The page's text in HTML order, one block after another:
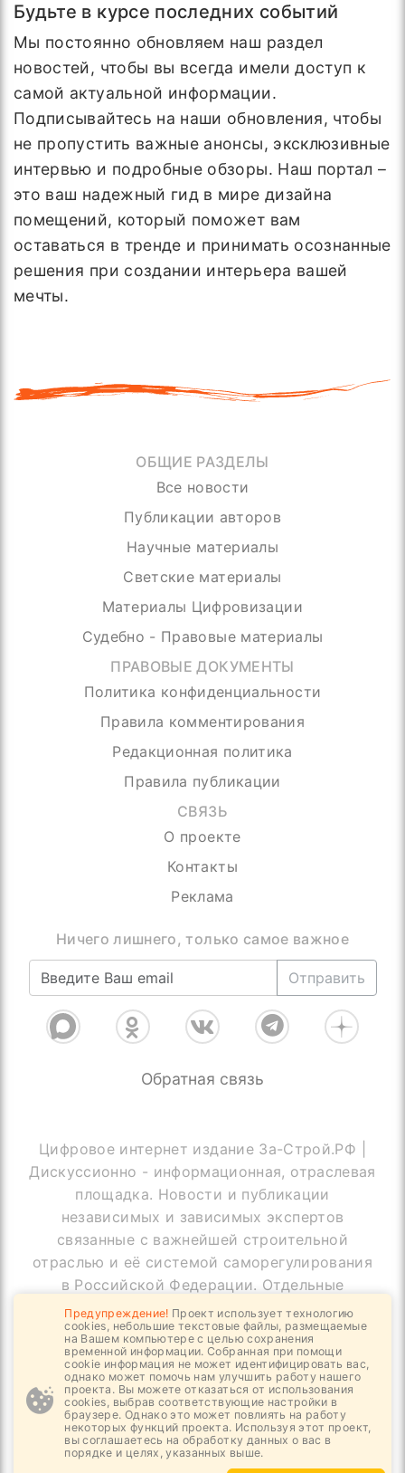
Будьте в курсе последних событий
Мы постоянно обновляем наш раздел
новостей, чтобы вы всегда имели доступ к
самой актуальной информации.
Подписывайтесь на наши обновления, чтобы
не пропустить важные анонсы, эксклюзивные
интервью и подробные обзоры. Наш портал –
это ваш надежный гид в мире дизайна
помещений, который поможет вам
оставаться в тренде и принимать осознанные
решения при создании интерьера вашей
мечты.
ОБЩИЕ РАЗДЕЛЫ
Все новости
Публикации авторов
Научные материалы
Светские материалы
Материалы Цифровизации
Судебно - Правовые материалы
ПРАВОВЫЕ ДОКУМЕНТЫ
Политика конфиденциальности
Правила комментирования
Редакционная политика
Правила публикации
СВЯЗЬ
О проекте
Контакты
Реклама
Ничего лишнего, только самое важное
Отправить
Обратная связь
Цифровое интернет издание За-Строй.РФ |
Дискуссионно - информационная, отраслевая
площадка. Новости и публикации
независимых и зависимых экспертов
связанные с важнейшей строительной
отраслью и её системой саморегулирования
в Российской Федерации. Отдельные
публикации могут содержать информацию,
не предназначенную для пользователей
до 18 лет
© Copyright За-Строй.РФ, 2019 - 2026
Все права защищены
Предупреждение! Проект использует технологию
cookies, небольшие текстовые файлы, размещаемые
на Вашем компьютере с целью сохранения
временной информации. Собранная при помощи
cookie информация не может идентифицировать вас,
однако может помочь нам улучшить работу нашего
проекта. Вы можете отказаться от использования
cookies, выбрав соответствующие настройки в
браузере. Однако это может повлиять на работу
некоторых функций проекта. Используя этот проект,
вы соглашаетесь на обработку данных о вас в
порядке и целях, указанных выше.